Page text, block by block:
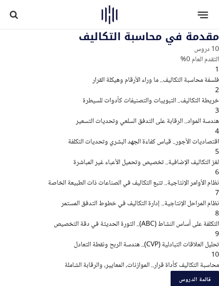
مقدمة في محاسبة التكاليف
10 دروس
التقدم العام0%
1
فلسفة محاسبة التكاليف.. ما وراء الأرقام وهيكلة القرار
2
خريطة التكاليف.. التبويبات والتصنيفات كأدوات للسيطرة
3
هندسة المواد.. الرقابة على التدفق السلعي وتحديات التسعير
4
اقتصاديات الأجور.. قياس كفاءة الجهد البشري وتحديات التكلفة
5
لغز التكاليف الإضافية.. تخصيص وتحميل الأعباء غير المباشرة
6
نظام الأوامر الإنتاجية.. تتبع التكاليف في الصناعات ذات الطبيعة الخاصة
7
نظام المراحل الإنتاجية.. إدارة التكاليف في خطوط التدفق المستمر
8
التكلفة على أساس النشاط (ABC).. الثورة الحديثة في دقة التخصيص
9
تحليل العلاقات التبادلية (CVP).. هندسة الربح ونقطة التعادل
10
محاسبة التكاليف كأداة قرار.. الموازنات، المعايير، والرقابة الشاملة
قائمة الدروس